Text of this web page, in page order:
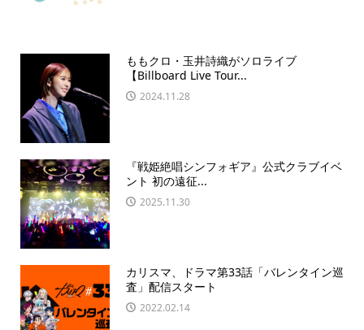
ももクロ・玉井詩織がソロライブ
【Billboard Live Tour...
2024.11.28
『戦姫絶唱シンフォギア』公式クラブイベ
ント 初の遠征...
2025.11.30
カリスマ、ドラマ第33話「バレンタイン巡
査」配信スタート
2022.02.14